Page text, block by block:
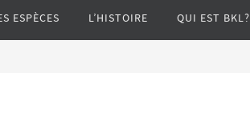
ESPÈCES L’HISTOIRE QUI EST BKL?